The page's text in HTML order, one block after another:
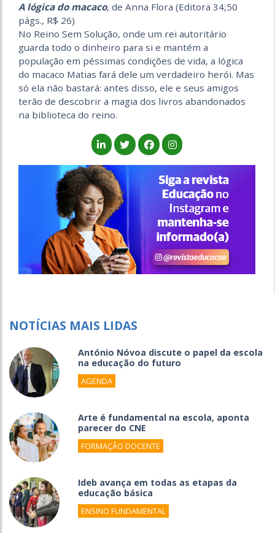
A lógica do macaco, de Anna Flora (Editora 34,50
págs., R$ 26)
No Reino Sem Solução, onde um rei autoritário
guarda todo o dinheiro para si e mantém a
população em péssimas condições de vida, a lógica
do macaco Matias fará dele um verdadeiro herói. Mas
só ela não bastará: antes disso, ele e seus amigos
terão de descobrir a magia dos livros abandonados
na biblioteca do reino.
NOTÍCIAS MAIS LIDAS
António Nóvoa discute o papel da escola
na educação do futuro
AGENDA
Arte é fundamental na escola, aponta
parecer do CNE
FORMAÇÃO DOCENTE
Ideb avança em todas as etapas da
educação básica
ENSINO FUNDAMENTAL